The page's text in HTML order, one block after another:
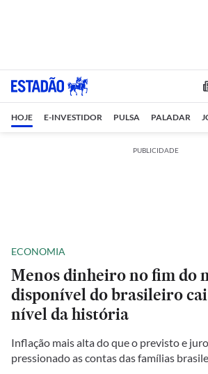
HOJE E-INVESTIDOR PULSA PALADAR
PUBLICIDADE
ECONOMIA
Menos dinheiro no fim do
disponível do brasileiro
nível da história
Inflação mais alta do que o previsto e
pressionado as contas das famílias